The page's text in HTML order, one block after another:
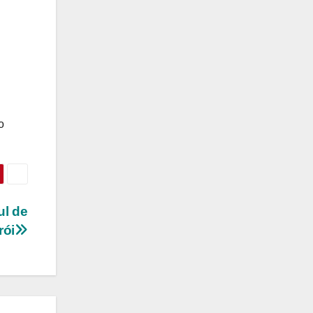
de